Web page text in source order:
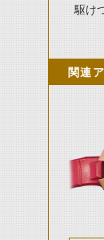
駆け
関連